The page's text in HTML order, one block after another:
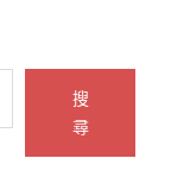
搜
尋